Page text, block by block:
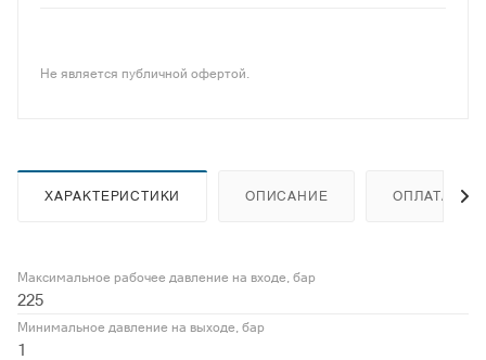
Не является публичной офертой.
ХАРАКТЕРИСТИКИ ОПИСАНИЕ ОПЛАТА
Максимальное рабочее давление на входе, бар
225
Минимальное давление на выходе, бар
1